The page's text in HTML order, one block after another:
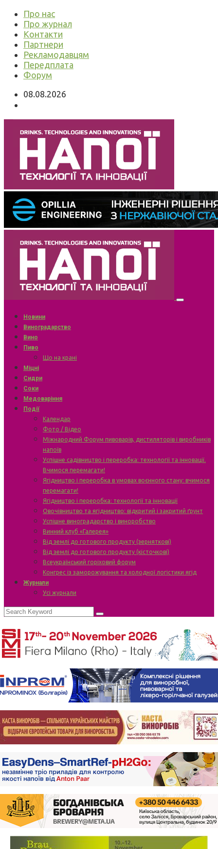
Про нас
Про журнал
Контакти
Партнери
Рекламодавцям
Передплата
Форум
08.08.2026
Новини
Виноградарство
Вино
Пиво
Що на крані
Міцні
Сидри
Соки
Медоваріння
Події
Календар
Фото / Відео
Міжнародний Форум пивоварів, дистиляторів і виробників
напоїв
Успішне садівництво і переробка: технології та інновації.
Вчимося перемагати!
Ягідництво і переробка в умовах воєнного стану: вчимося
перемагати!
Ягідництво і переробка: технології та інновації
Овочівництво та ягідництво: відкритий і закритий ґрунт
Успішне виноградарство і виноробство
Винний клуб «Галерея»
Від землі до готового продукту (зерняткові)
Від землі до готового продукту (кісточкові)
Всеукраїнський горіховий форум
Конгрес із заморожування та холодної логістики ягід
Журнали
Усі журнали